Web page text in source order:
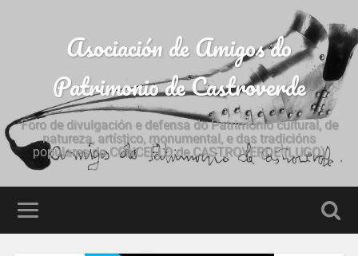
Asociación de Amigos do
Patrimonio de Castroverde
Foro de divulgación e defensa do Patrimonio cultural, de
natureza, artístico, monumental, e das tradicións
populares do CONCELLO de CASTROVERDE (LUGO)